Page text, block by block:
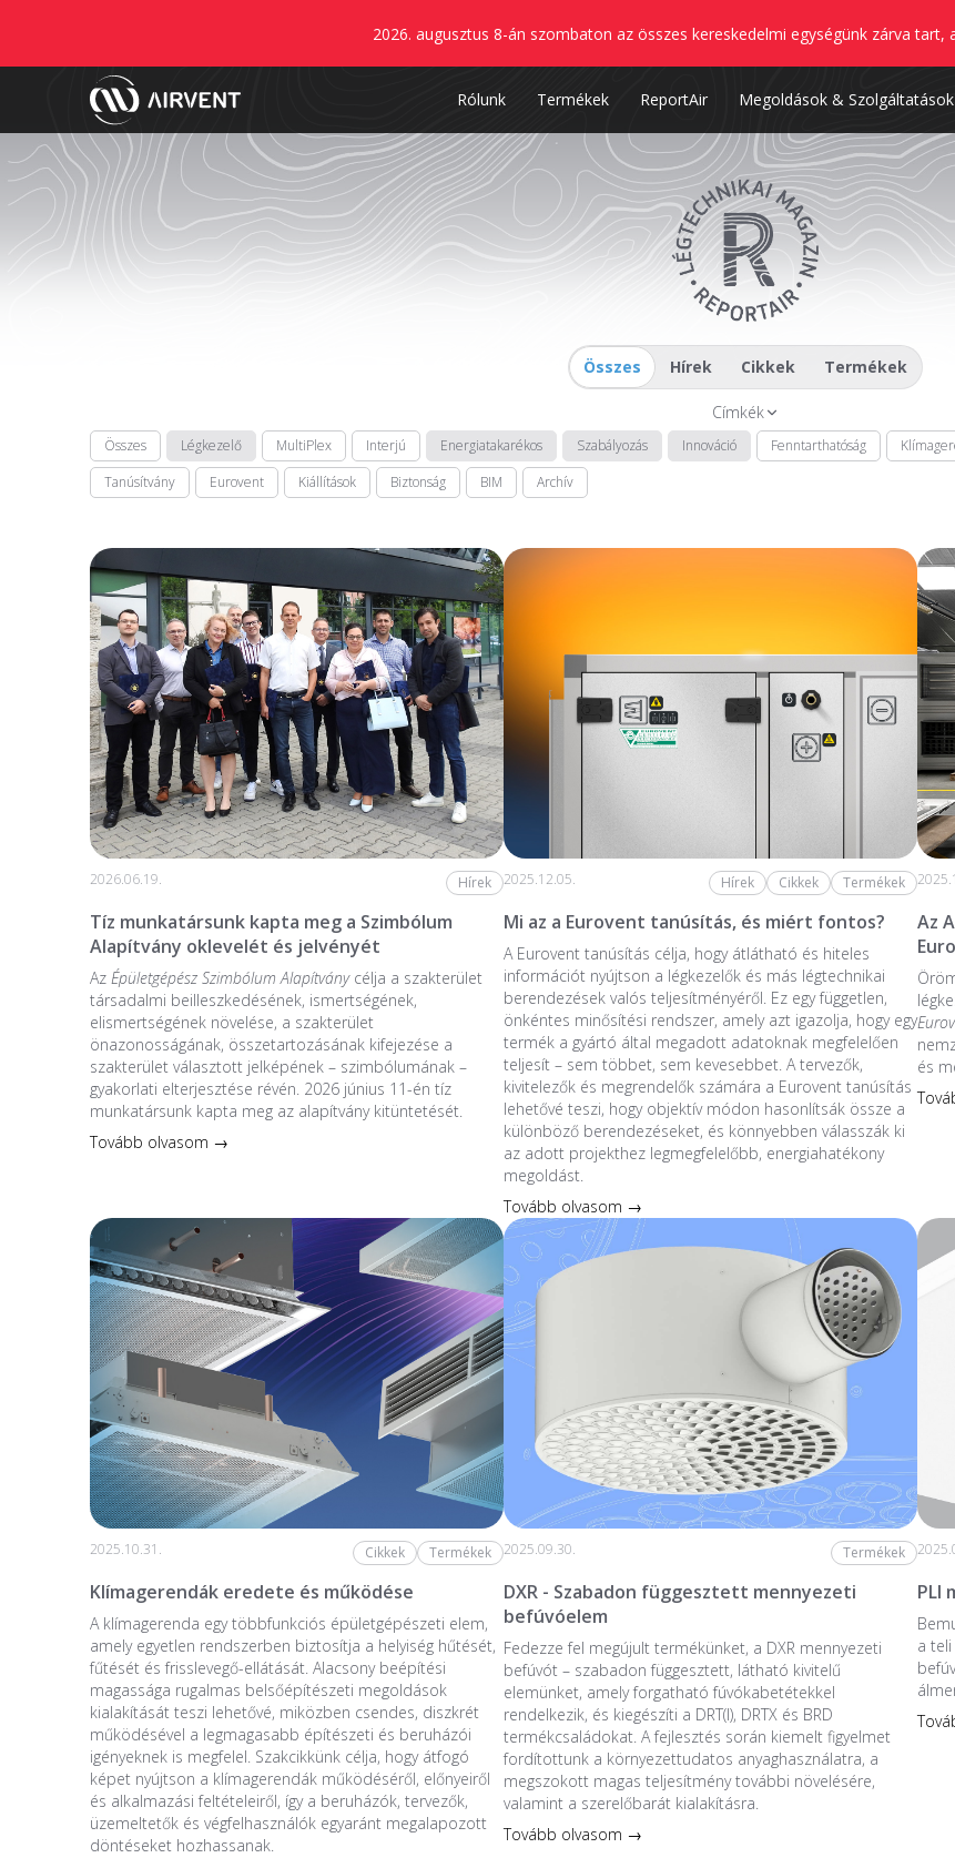
2026. augusztus 8-án szombaton az összes kereskedelmi egységünk zárva tart,
Rólunk Termékek ReportAir Megoldások & Szolgáltatások
Összes Hírek Cikkek Termékek
Címkék
Összes Légkezelő MultiPlex Interjú Energiatakarékos Szabályozás Innováció Fenntarthatóság
Tanúsítvány
Eurovent Kiállítások Biztonság BIM Archív
2026.06.19. Hírek
Tíz munkatársunk kapta meg a Szimbólum
Alapítvány oklevelét és jelvényét
Az Épületgépész Szimbólum Alapítványcélja a szakterület
társadalmi beilleszkedésének, ismertségének,
elismertségének növelése, a szakterület
önazonosságának, összetartozásának kifejezése a
szakterület választott jelképének – szimbólumának –
gyakorlati elterjesztése révén. 2026 június 11-én tíz
munkatársunk kapta meg az alapítvány kitüntetését.
Tovább olvasom →
2025.12.05. Hírek Cikkek Termékek
Mi az a Eurovent tanúsítás, és miért fontos?
A Eurovent tanúsítás célja, hogy átlátható és hiteles
információt nyújtson a légkezelők és más légtechnikai
berendezések valós teljesítményéről. Ez egy független,
önkéntes minősítési rendszer, amely azt igazolja, hogy egy
termék a gyártó által megadott adatoknak megfelelően
teljesít – sem többet, sem kevesebbet. A tervezők,
kivitelezők és megrendelők számára a Eurovent tanúsítás
lehetővé teszi, hogy objektív módon hasonlítsák össze a
különböző berendezéseket, és könnyebben válasszák ki
az adott projekthez legmegfelelőbb, energiahatékony
megoldást.
Tovább olvasom →
Az
és
2025.10.31. Cikkek Termékek
Klímagerendák eredete és működése
A klímagerenda egy többfunkciós épületgépészeti elem,
amely egyetlen rendszerben biztosítja a helyiség hűtését,
fűtését és frisslevegő-ellátását. Alacsony beépítési
magassága rugalmas belsőépítészeti megoldások
kialakítását teszi lehetővé, miközben csendes, diszkrét
működésével a legmagasabb építészeti és beruházói
igényeknek is megfelel. Szakcikkünk célja, hogy átfogó
képet nyújtson a klímagerendák működéséről, előnyeiről
és alkalmazási feltételeiről, így a beruházók, tervezők,
üzemeltetők és végfelhasználók egyaránt megalapozott
döntéseket hozhassanak.
2025.09.30. Termékek
DXR - Szabadon függesztett mennyezeti
befúvóelem
Fedezze fel megújult termékünket, a DXR mennyezeti
befúvót – szabadon függesztett, látható kivitelű
elemünket, amely forgatható fúvókabetétekkel
rendelkezik, és kiegészíti a DRT(I), DRTX és BRD
termékcsaládokat. A fejlesztés során kiemelt figyelmet
fordítottunk a környezettudatos anyaghasználatra, a
megszokott magas teljesítmény további növelésére,
valamint a szerelőbarát kialakításra.
Tovább olvasom →
PLI
a